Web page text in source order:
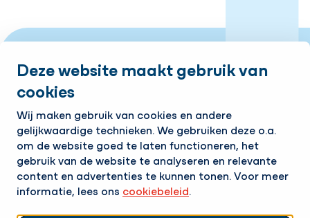
Deze website maakt gebruik van
cookies
Wij maken gebruik van cookies en andere
gelijkwaardige technieken. We gebruiken deze o.a.
om de website goed te laten functioneren, het
gebruik van de website te analyseren en relevante
content en advertenties te kunnen tonen. Voor meer
informatie, lees ons cookiebeleid.
Industrieweg 10 | 7761 PV Schoonebeek
Tel:+31 524 599 980
Contact